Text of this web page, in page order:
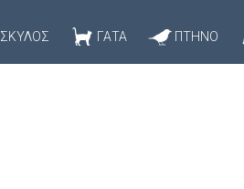
ΣΚΎΛΟΣ ΓΆΤΑ ΠΤΗΝΌ